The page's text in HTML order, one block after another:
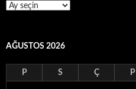
ARŞİV
AĞUSTOS 2026
P S Ç P